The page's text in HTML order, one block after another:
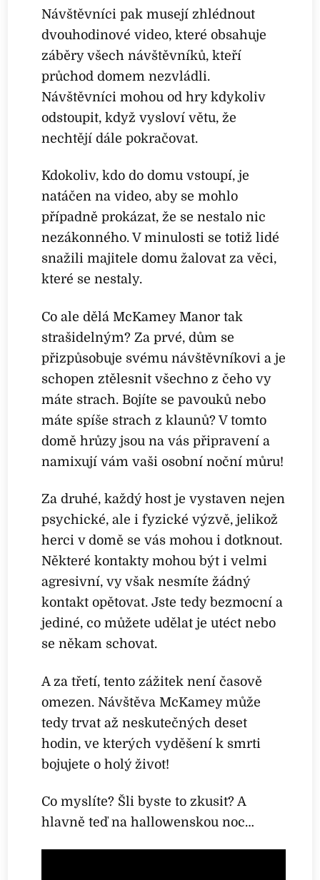
Návštěvníci pak musejí zhlédnout
dvouhodinové video, které obsahuje
záběry všech návštěvníků, kteří
průchod domem nezvládli.
Návštěvníci mohou od hry kdykoliv
odstoupit, když vysloví větu, že
nechtějí dále pokračovat.
Kdokoliv, kdo do domu vstoupí, je
natáčen na video, aby se mohlo
případně prokázat, že se nestalo nic
nezákonného. V minulosti se totiž lidé
snažili majitele domu žalovat za věci,
které se nestaly.
Co ale dělá McKamey Manor tak
strašidelným? Za prvé, dům se
přizpůsobuje svému návštěvníkovi a je
schopen ztělesnit všechno z čeho vy
máte strach. Bojíte se pavouků nebo
máte spíše strach z klaunů? V tomto
domě hrůzy jsou na vás připravení a
namixují vám vaši osobní noční můru!
Za druhé, každý host je vystaven nejen
psychické, ale i fyzické výzvě, jelikož
herci v domě se vás mohou i dotknout.
Některé kontakty mohou být i velmi
agresivní, vy však nesmíte žádný
kontakt opětovat. Jste tedy bezmocní a
jediné, co můžete udělat je utéct nebo
se někam schovat.
A za třetí, tento zážitek není časově
omezen. Návštěva McKamey může
tedy trvat až neskutečných deset
hodin, ve kterých vyděšení k smrti
bojujete o holý život!
Co myslíte? Šli byste to zkusit? A
hlavně teď na hallowenskou noc…